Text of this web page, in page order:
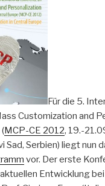
Für die 5.
Customization and
MCP-CE 2012, 19.-
Sad, Serbien) liegt nun
vor. Der erste
Entwicklung